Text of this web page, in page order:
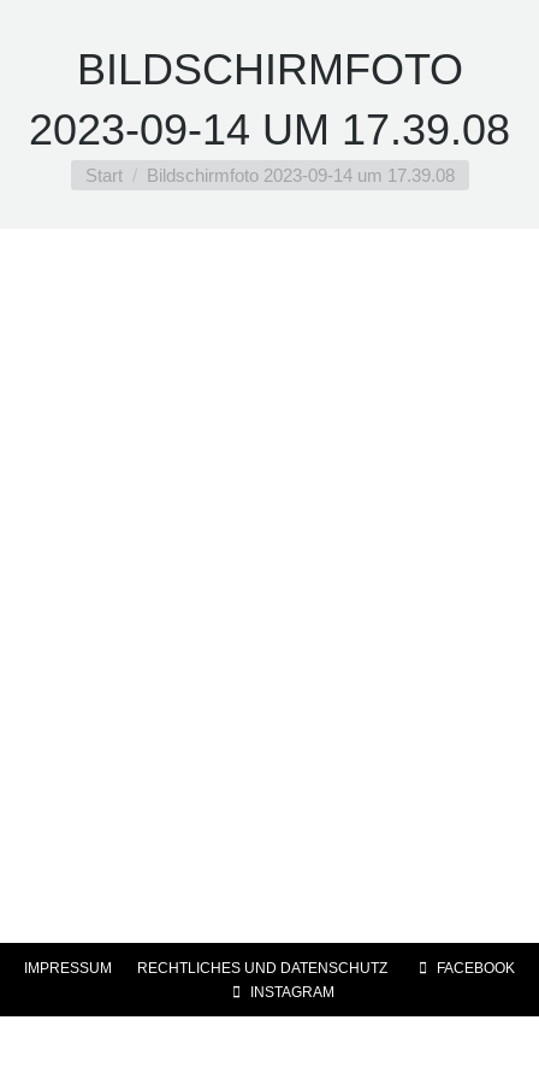
BILDSCHIRMFOTO
2023-09-14 UM 17.39.08
Sie befinden sich hier:
Start Bildschirmfoto 2023-09-14 um 17.39.08
IMPRESSUM RECHTLICHES UND DATENSCHUTZ
FACEBOOK
INSTAGRAM